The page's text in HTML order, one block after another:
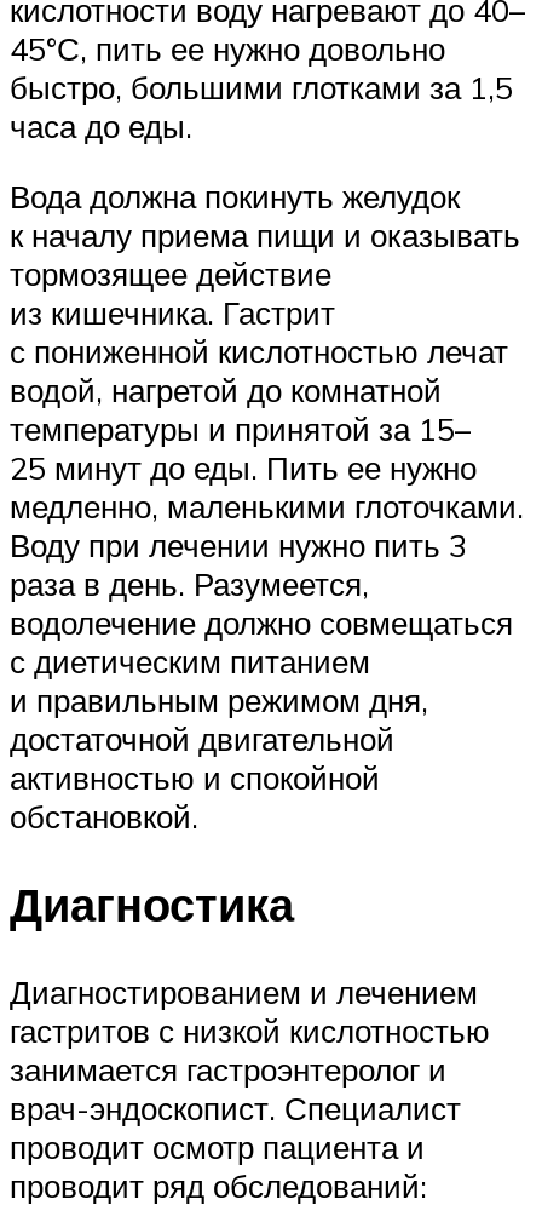
кислотности воду нагревают до 40–
45°С, пить ее нужно довольно
быстро, большими глотками за 1,5
часа до еды.
Вода должна покинуть желудок
к началу приема пищи и оказывать
тормозящее действие
из кишечника. Гастрит
с пониженной кислотностью лечат
водой, нагретой до комнатной
температуры и принятой за 15–
25 минут до еды. Пить ее нужно
медленно, маленькими глоточками.
Воду при лечении нужно пить 3
раза в день. Разумеется,
водолечение должно совмещаться
с диетическим питанием
и правильным режимом дня,
достаточной двигательной
активностью и спокойной
обстановкой.
Диагностика
Диагностированием и лечением
гастритов с низкой кислотностью
занимается гастроэнтеролог и
врач-эндоскопист. Специалист
проводит осмотр пациента и
проводит ряд обследований: